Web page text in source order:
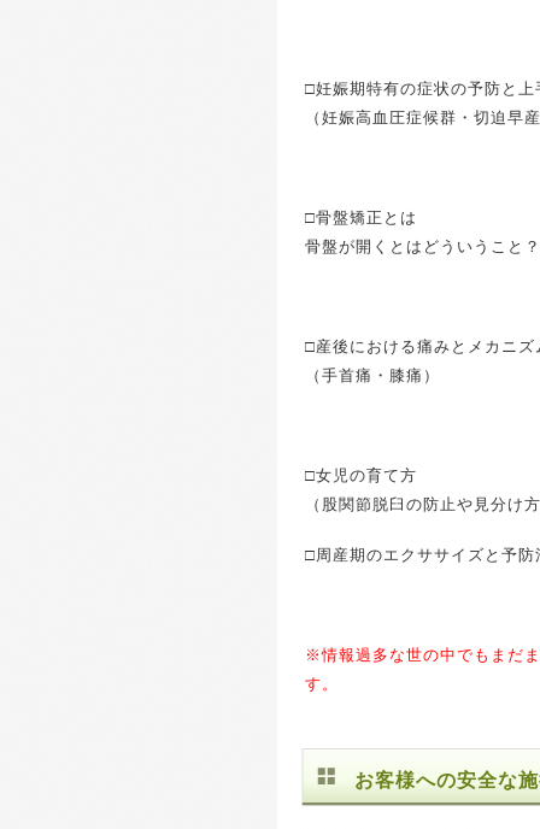
□妊娠期特有の症状の予防と
（妊娠高血圧症候群・切迫早
□骨盤矯正とは
骨盤が開くとはどういうこと
□産後における痛みとメカニ
（手首痛・膝痛）
□女児の育て方
（股関節脱臼の防止や見分け
□周産期のエクササイズと予防
※情報過多な世の中でもまだ
す。
お客様への安全な